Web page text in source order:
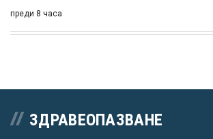
преди 8 часа
ЗДРАВЕОПАЗВАНЕ